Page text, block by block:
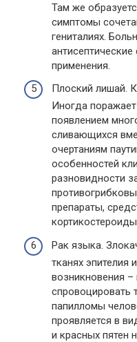
Там же
симптомы
гениталиях.
применения.
Плоский лишай.
Иногда поражает
появлением
сливающихся
очертаниям
особенностей
разновидности
препараты,
Рак языка.
тканях эпителия
возникновения
спровоцировать
папилломы
проявляется в
и красных пятен